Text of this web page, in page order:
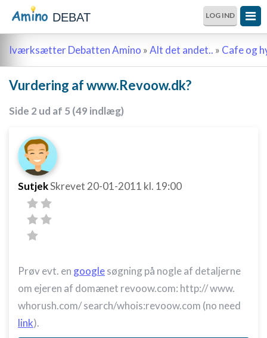
DEBAT LOG IND
Iværksætter Debatten Amino »Alt det andet.. » Cafe og
Vurdering af www.Revoow.dk?
Side 2 ud af 5 (49 indlæg)
SutjekSkrevet 20-01-2011 kl. 19:00
Prøv evt. en googlesøgning på nogle af detaljerne
om ejeren af domænet revoow.com: http:// www.
whorush.com/ search/whois:revoow.com (no need
link).